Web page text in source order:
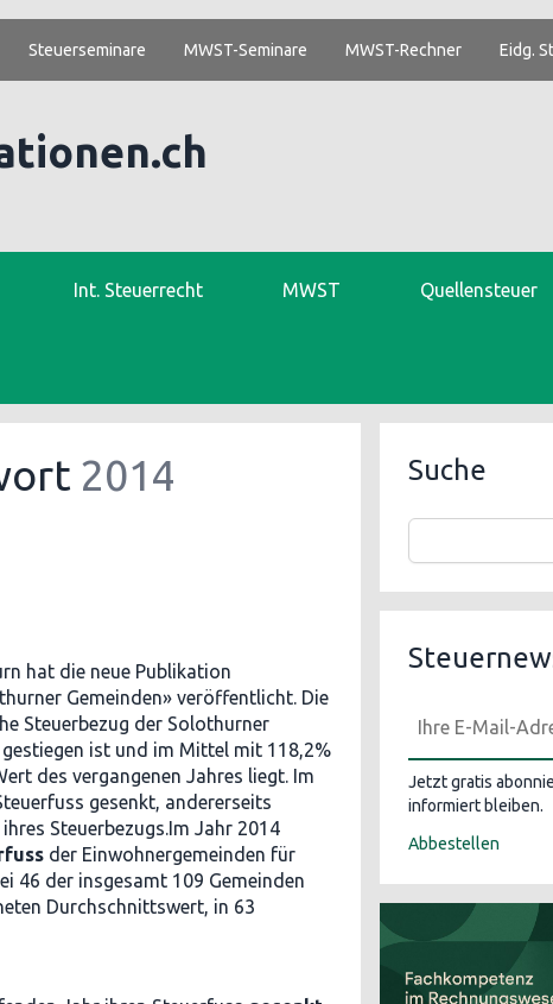
Steuerseminare MWST-Seminare MWST-Rechner Eidg.
Int. Steuerrecht MWST Quellensteuer
2014
hat die neue Publikation
Gemeinden» veröffentlicht. Die
Steuerbezug der Solothurner
ist und im Mittel mit 118,2%
des vergangenen Jahres liegt. Im
gesenkt, andererseits
Steuerbezugs.Im Jahr 2014
der Einwohnergemeinden für
46 der insgesamt 109 Gemeinden
Durchschnittswert, in 63
Suche
Jetzt gratis
informiert bleiben.
Abbestellen